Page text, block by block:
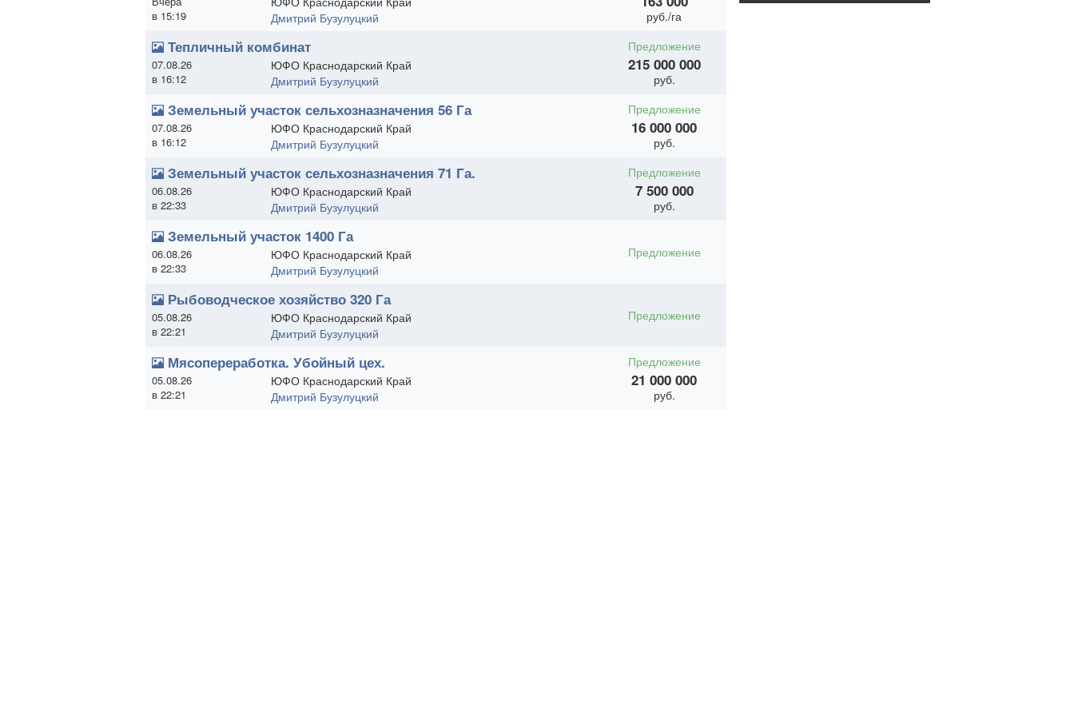
руб./га
в 15:19
Дмитрий Бузулуцкий
Тепличный комбинат Предложение
215 000 000
руб.
07.08.26
в 16:12
ЮФО Краснодарский Край
Дмитрий Бузулуцкий
Земельный участок сельхозназначения 56 Га Предложение
16 000 000
руб.
07.08.26
в 16:12
ЮФО Краснодарский Край
Дмитрий Бузулуцкий
Земельный участок сельхозназначения 71 Га. Предложение
7 500 000
руб.
06.08.26
в 22:33
ЮФО Краснодарский Край
Дмитрий Бузулуцкий
Земельный участок 1400 Га
Предложение
06.08.26
в 22:33
ЮФО Краснодарский Край
Дмитрий Бузулуцкий
Рыбоводческое хозяйство 320 Га
Предложение
05.08.26
в 22:21
ЮФО Краснодарский Край
Дмитрий Бузулуцкий
Мясопереработка. Убойный цех. Предложение
21 000 000
руб.
05.08.26
в 22:21
ЮФО Краснодарский Край
Дмитрий Бузулуцкий